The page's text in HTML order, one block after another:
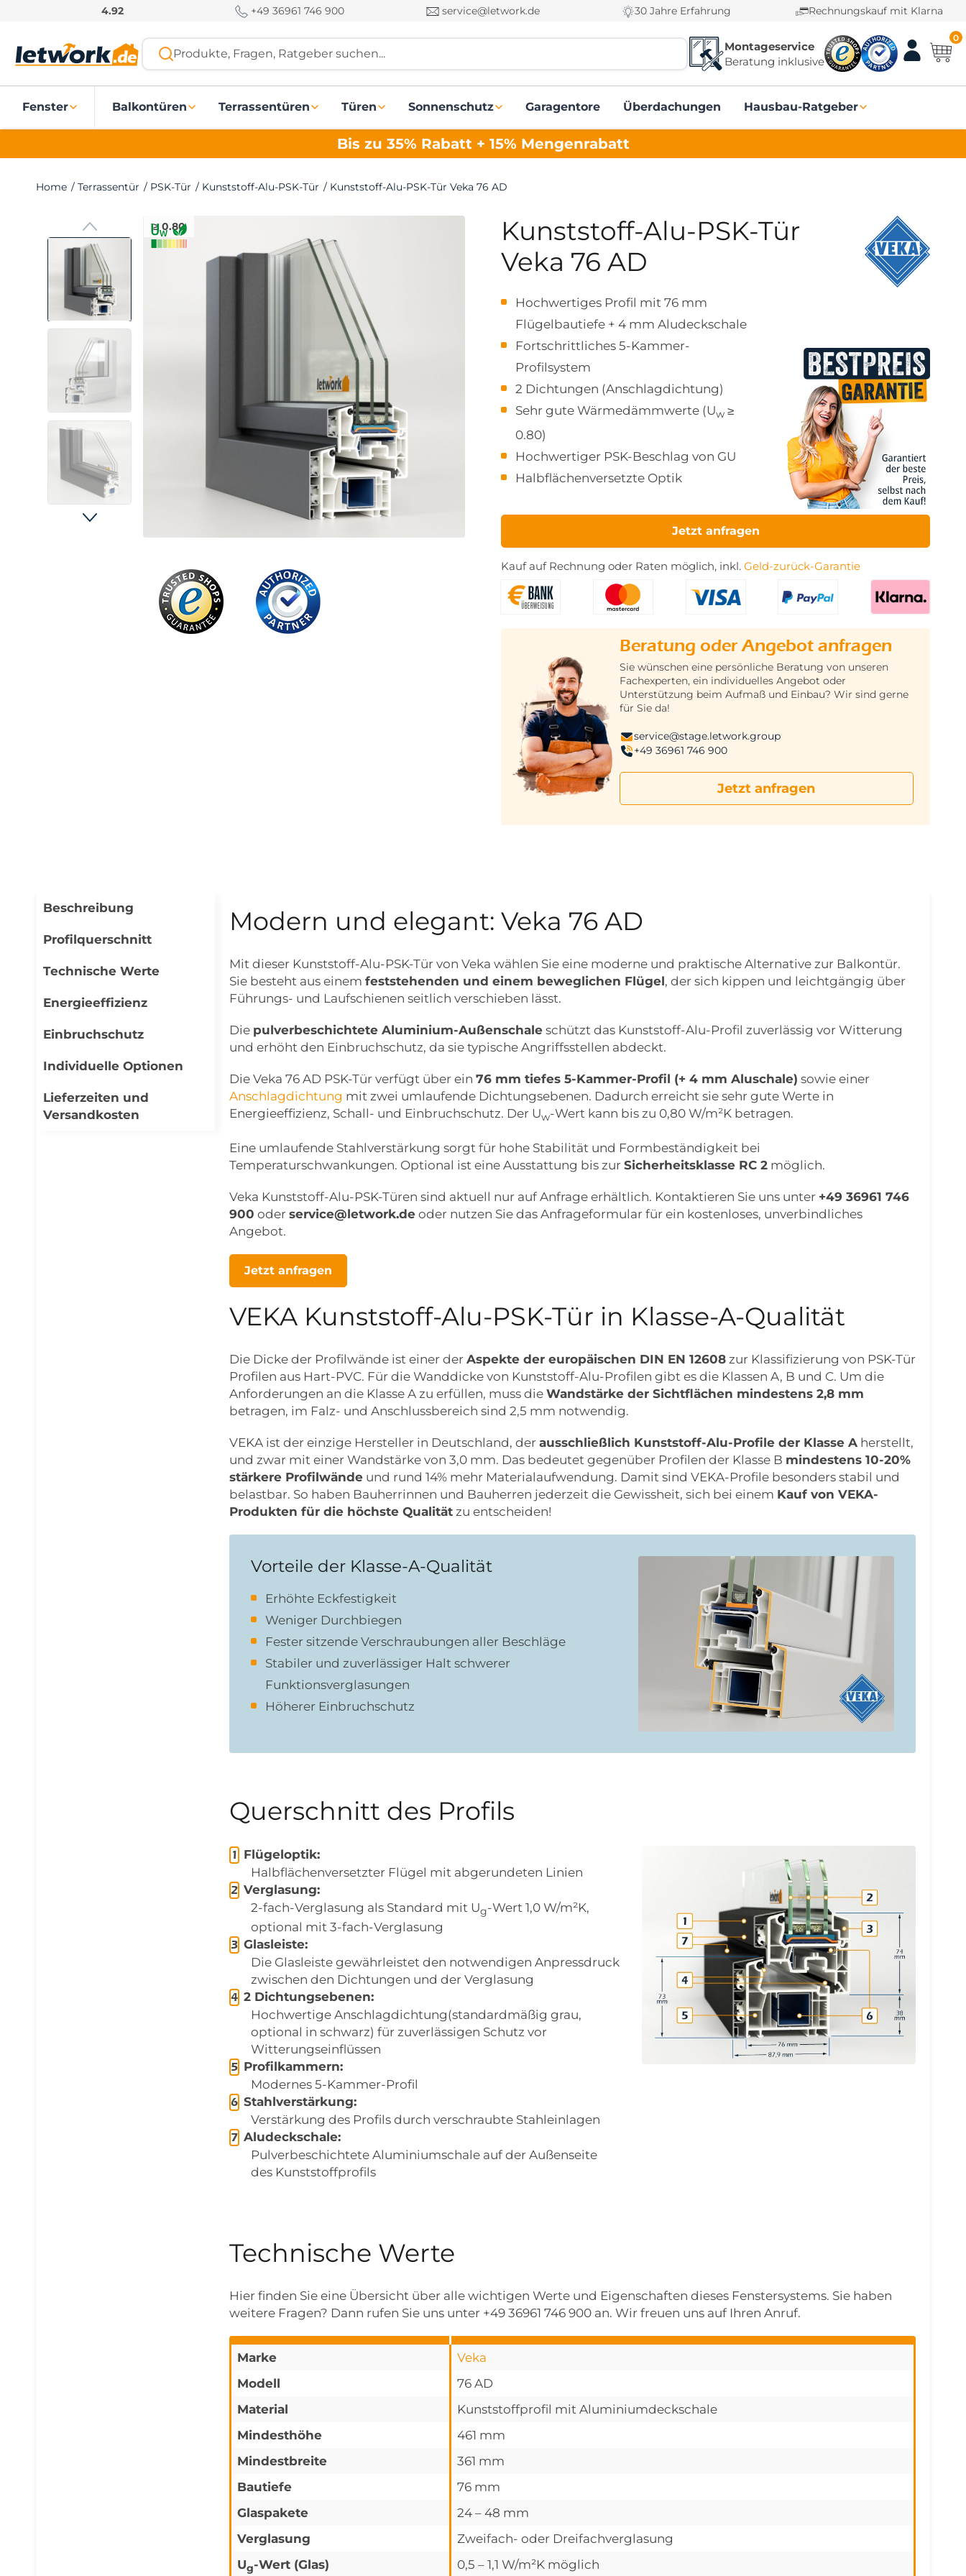
o
4.92 +49 36961 746 900 service@letwork.de 30 Jahre Erfahrung Rechnungskauf mit Klarna
Produkte, Fragen, Ratgeber suchen...
Montageservice
Beratung inklusive
0
Fenster Balkontüren Terrassentüren Türen Sonnenschutz Garagentore Überdachungen Hausbau-Ratgeber
Bis zu 35% Rabatt + 15% Mengenrabatt
Home / Terrassentür / PSK-Tür / Kunststoff-Alu-PSK-Tür / Kunststoff-Alu-PSK-Tür Veka 76 AD
Kunststoff-Alu-PSK-Tür
Veka 76 AD
Hochwertiges Profil mit 76 mm
Flügelbautiefe + 4 mm Aludeckschale
Fortschrittliches 5-Kammer-
Profilsystem
2 Dichtungen (Anschlagdichtung)
Sehr gute Wärmedämmwerte (Uw ≥
0.80)
Hochwertiger PSK-Beschlag von GU
Halbflächenversetzte Optik
≥ 0.80
Jetzt anfragen
Kauf auf Rechnung oder Raten möglich, inkl. Geld-zurück-Garantie
Beratung oder Angebot anfragen
Sie wünschen eine persönliche Beratung von unseren
Fachexperten, ein individuelles Angebot oder
Unterstützung beim Aufmaß und Einbau? Wir sind gerne
für Sie da!
service@stage.letwork.group
+49 36961 746 900
Jetzt anfragen
Beschreibung
Profilquerschnitt
Technische Werte
Energieeffizienz
Einbruchschutz
Individuelle Optionen
Lieferzeiten und
Versandkosten
Modern und elegant: Veka 76 AD
Mit dieser Kunststoff-Alu-PSK-Tür von Veka wählen Sie eine moderne und praktische Alternative zur Balkontür.
Sie besteht aus einem feststehenden und einem beweglichen Flügel, der sich kippen und leichtgängig über
Führungs- und Laufschienen seitlich verschieben lässt.
Die pulverbeschichtete Aluminium-Außenschaleschützt das Kunststoff-Alu-Profil zuverlässig vor Witterung
und erhöht den Einbruchschutz, da sie typische Angriffsstellen abdeckt.
Die Veka 76 AD PSK-Tür verfügt über ein 76 mm tiefes 5-Kammer-Profil (+ 4 mm Aluschale) sowie einer
Anschlagdichtung mit zwei umlaufende Dichtungsebenen. Dadurch erreicht sie sehr gute Werte in
Energieeffizienz, Schall- und Einbruchschutz. Der Uw-Wert kann bis zu 0,80 W/m²K betragen.
Eine umlaufende Stahlverstärkung sorgt für hohe Stabilität und Formbeständigkeit bei
Temperaturschwankungen. Optional ist eine Ausstattung bis zur Sicherheitsklasse RC 2möglich.
Veka Kunststoff-Alu-PSK-Türen sind aktuell nur auf Anfrage erhältlich. Kontaktieren Sie uns unter +49 36961 746
900 oder service@letwork.deoder nutzen Sie das Anfrageformular für ein kostenloses, unverbindliches
Angebot.
Jetzt anfragen
VEKA Kunststoff-Alu-PSK-Tür in Klasse-A-Qualität
Die Dicke der Profilwände ist einer der Aspekte der europäischen DIN EN 12608zur Klassifizierung von PSK-Tür
Profilen aus Hart-PVC. Für die Wanddicke von Kunststoff-Alu-Profilen gibt es die Klassen A, B und C. Um die
Anforderungen an die Klasse A zu erfüllen, muss die Wandstärke der Sichtflächen mindestens 2,8 mm
betragen, im Falz- und Anschlussbereich sind 2,5 mm notwendig.
VEKA ist der einzige Hersteller in Deutschland, der ausschließlich Kunststoff-Alu-Profile der Klasse Aherstellt,
und zwar mit einer Wandstärke von 3,0 mm. Das bedeutet gegenüber Profilen der Klasse B mindestens 10-20%
stärkere Profilwändeund rund 14% mehr Materialaufwendung. Damit sind VEKA-Profile besonders stabil und
belastbar. So haben Bauherrinnen und Bauherren jederzeit die Gewissheit, sich bei einem Kauf von VEKA-
Produkten für die höchste Qualitätzu entscheiden!
Vorteile der Klasse-A-Qualität
Erhöhte Eckfestigkeit
Weniger Durchbiegen
Fester sitzende Verschraubungen aller Beschläge
Stabiler und zuverlässiger Halt schwerer
Funktionsverglasungen
Höherer Einbruchschutz
Querschnitt des Profils
Flügeloptik:
Halbflächenversetzter Flügel mit abgerundeten Linien
Verglasung:
2-fach-Verglasung als Standard mit Ug-Wert 1,0 W/m²K,
optional mit 3-fach-Verglasung
Glasleiste:
Die Glasleiste gewährleistet den notwendigen Anpressdruck
zwischen den Dichtungen und der Verglasung
2 Dichtungsebenen:
Hochwertige Anschlagdichtung(standardmäßig grau,
optional in schwarz) für zuverlässigen Schutz vor
Witterungseinflüssen
Profilkammern:
Modernes 5-Kammer-Profil
Stahlverstärkung:
Verstärkung des Profils durch verschraubte Stahleinlagen
Aludeckschale:
Pulverbeschichtete Aluminiumschale auf der Außenseite
des Kunststoffprofils
Technische Werte
Hier finden Sie eine Übersicht über alle wichtigen Werte und Eigenschaften dieses Fenstersystems. Sie haben
weitere Fragen? Dann rufen Sie uns unter +49 36961 746 900 an. Wir freuen uns auf Ihren Anruf.
Marke
Veka
Modell
76 AD
Material
Kunststoffprofil mit Aluminiumdeckschale
Mindesthöhe
461 mm
Mindestbreite
361 mm
Bautiefe
76 mm
Glaspakete
24 – 48 mm
Verglasung
Zweifach- oder Dreifachverglasung
Ug-Wert (Glas) 0,5 – 1,1 W/m²K möglich